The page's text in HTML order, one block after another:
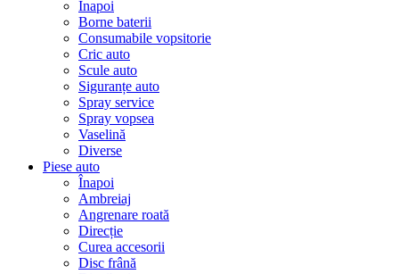
Înapoi
Borne baterii
Consumabile vopsitorie
Cric auto
Scule auto
Siguranțe auto
Spray service
Spray vopsea
Vaselină
Diverse
Piese auto
Înapoi
Ambreiaj
Angrenare roată
Direcție
Curea accesorii
Disc frână